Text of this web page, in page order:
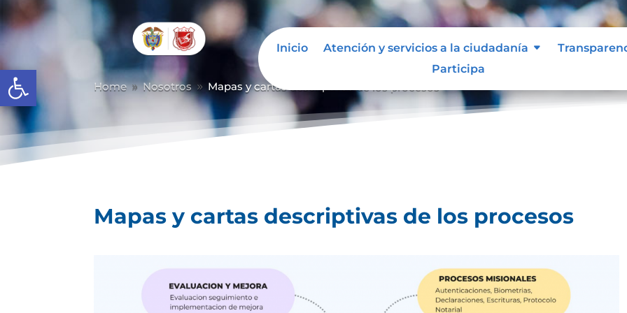
Abrir barra de herramientas
Inicio Atención y servicios a la ciudadanía
Participa
Home 9 Nosotros 9 Mapas y cartas descriptivas de los procesos
Mapas y cartas descriptivas de los procesos